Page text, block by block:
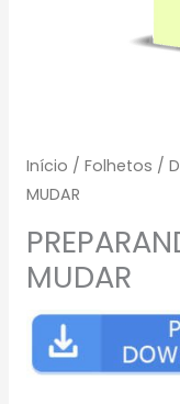
Início / Folhetos /
MUDAR
MUDAR